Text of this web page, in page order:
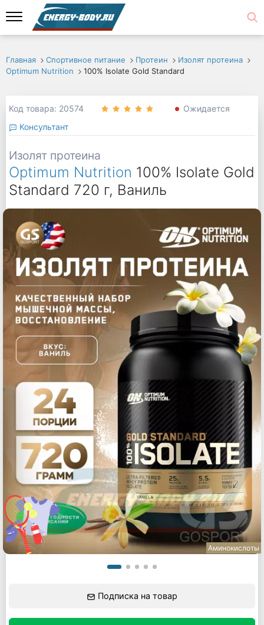
Главная Спортивное питание Протеин
Изолят протеина
Optimum Nutrition
100% Isolate Gold Standard
Код товара: 20574
Ожидается
Консультант
Изолят протеина
Optimum Nutrition 100% Isolate Gold
Standard 720 г, Ваниль
Аминокислоты
Подписка на товар